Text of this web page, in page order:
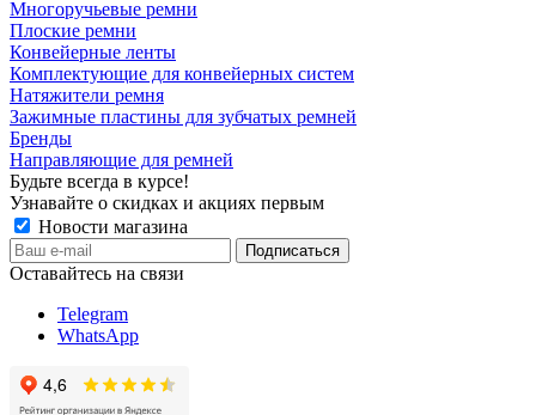
Многоручьевые ремни
Плоские ремни
Конвейерные ленты
Комплектующие для конвейерных систем
Натяжители ремня
Зажимные пластины для зубчатых ремней
Бренды
Направляющие для ремней
Будьте всегда в курсе!
Узнавайте о скидках и акциях первым
Новости магазина
Оставайтесь на связи
Telegram
WhatsApp